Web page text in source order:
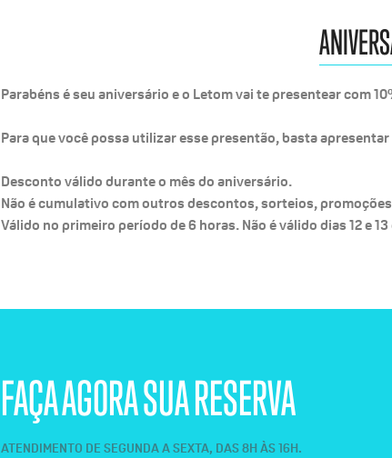
Parabéns é seu aniversário e o Letom vai te presentear com
Para que você possa utilizar esse presentão, basta
Desconto válido durante o mês do aniversário.
Não é cumulativo com outros descontos, sorteios,
Válido no primeiro período de 6 horas. Não é válido dias 12 e
FAÇA AGORA SUA RESERVA
ATENDIMENTO DE SEGUNDA A SEXTA, DAS 8H ÀS 16H.